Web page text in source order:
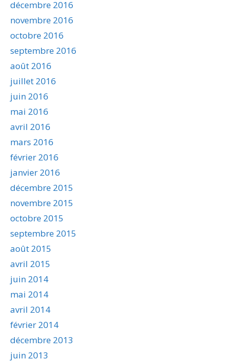
décembre 2016
novembre 2016
octobre 2016
septembre 2016
août 2016
juillet 2016
juin 2016
mai 2016
avril 2016
mars 2016
février 2016
janvier 2016
décembre 2015
novembre 2015
octobre 2015
septembre 2015
août 2015
avril 2015
juin 2014
mai 2014
avril 2014
février 2014
décembre 2013
juin 2013